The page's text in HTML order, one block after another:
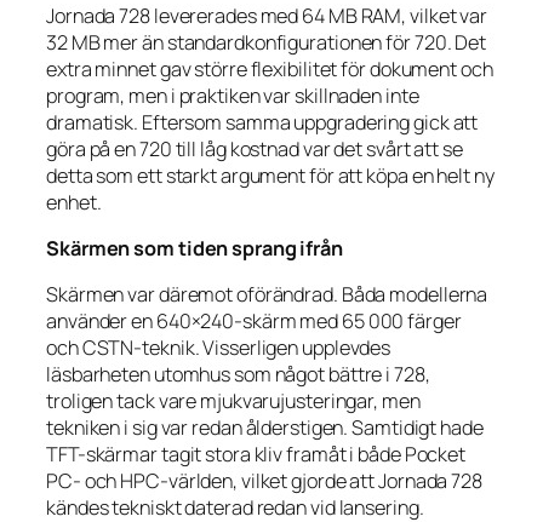
Jornada 728 levererades med 64 MB RAM, vilket var
32 MB mer än standardkonfigurationen för 720. Det
extra minnet gav större flexibilitet för dokument och
program, men i praktiken var skillnaden inte
dramatisk. Eftersom samma uppgradering gick att
göra på en 720 till låg kostnad var det svårt att se
detta som ett starkt argument för att köpa en helt ny
enhet.
Skärmen som tiden sprang ifrån
Skärmen var däremot oförändrad. Båda modellerna
använder en 640×240-skärm med 65 000 färger
och CSTN-teknik. Visserligen upplevdes
läsbarheten utomhus som något bättre i 728,
troligen tack vare mjukvarujusteringar, men
tekniken i sig var redan ålderstigen. Samtidigt hade
TFT-skärmar tagit stora kliv framåt i både Pocket
PC- och HPC-världen, vilket gjorde att Jornada 728
kändes tekniskt daterad redan vid lansering.